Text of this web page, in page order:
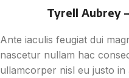
Tyrell Aubrey
Ante iaculis feugiat dui
nascetur nullam hac
ullamcorper nisl eu justo in